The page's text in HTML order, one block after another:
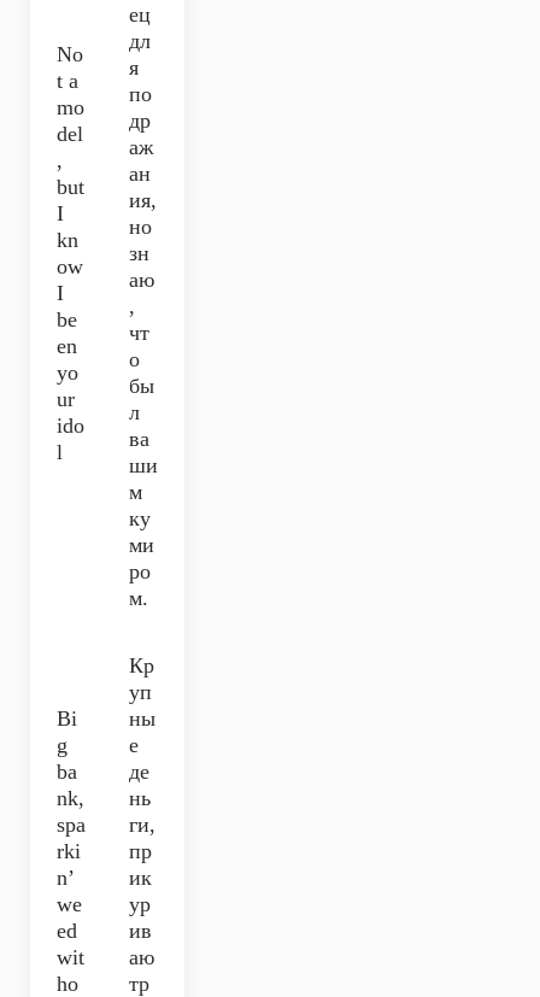
No
t a
mo
del
,
but
I
kn
ow
I
be
en
yo
ur
ido
l
ец
дл
я
по
др
аж
ан
ия,
но
зн
аю
,
чт
о
бы
л
ва
ши
м
ку
ми
ро
м.
Bi
g
ba
nk,
spa
rki
n’
we
ed
wit
ho
Кр
уп
ны
е
де
нь
ги,
пр
ик
ур
ив
аю
тр